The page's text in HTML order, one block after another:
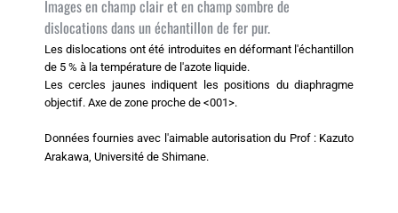
Images en champ clair et en champ sombre de
dislocations dans un échantillon de fer pur.
Les dislocations ont été introduites en déformant l'échantillon
de 5 % à la température de l'azote liquide.
Les cercles jaunes indiquent les positions du diaphragme
objectif. Axe de zone proche de <001>.
Données fournies avec l'aimable autorisation du Prof : Kazuto
Arakawa, Université de Shimane.